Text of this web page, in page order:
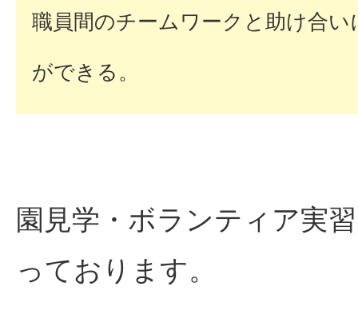
職員間のチームワークと助け合
ができる。
園見学・ボランティア実
っております。